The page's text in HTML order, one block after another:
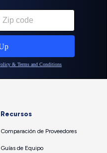
Recursos
Comparación de Proveedores
Guías de Equipo